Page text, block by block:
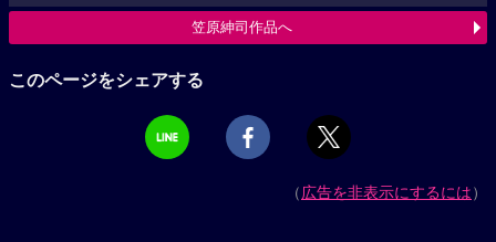
笠原紳司作品へ
このページをシェアする
（広告を非表示にするには）